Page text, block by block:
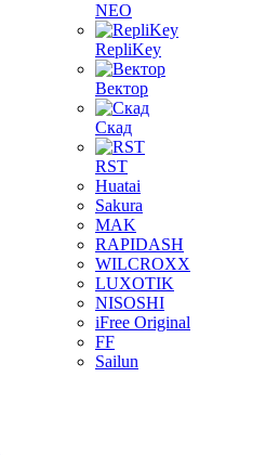
NEO
RepliKey
Вектор
Скад
RST
Huatai
Sakura
MAK
RAPIDASH
WILCROXX
LUXOTIK
NISOSHI
iFree Original
FF
Sailun